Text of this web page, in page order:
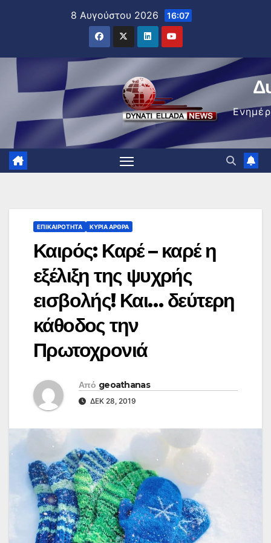
8 Αυγούστου 2026 16:07
ΕΠΙΚΑΙΡΌΤΗΤΑ ΚΥΡΙΑ ΑΡΘΡΑ
Καιρός: Καρέ – καρέ η
εξέλιξη της ψυχρής
εισβολής! Και… δεύτερη
κάθοδος την
Πρωτοχρονιά
Από geoathanas
ΔΕΚ 28, 2019